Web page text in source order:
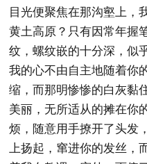
目光便聚焦在那沟壑上，
黄土高原？只有因常年握
纹，螺纹嵌的十分深，似
我的心不由自主地随着你
缩，而那明惨惨的白灰黏
美丽，无所适从的摊在你
烦，随意用手撩开了头发
上扬起，窜进你的发丝，